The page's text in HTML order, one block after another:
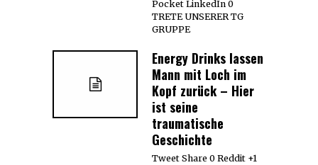
Pocket LinkedIn 0
TRETE UNSERER TG
GRUPPE
Energy Drinks lassen
Mann mit Loch im
Kopf zurück – Hier
ist seine
traumatische
Geschichte
Tweet Share 0 Reddit +1